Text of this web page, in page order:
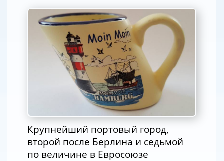
Крупнейший портовый город,
второй после Берлина и седьмой
по величине в Евросоюзе